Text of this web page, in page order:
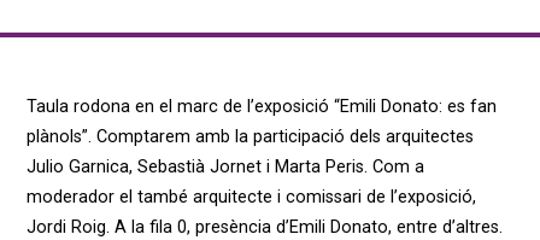
Taula rodona en el marc de l’exposició “Emili Donato: es fan
plànols”. Comptarem amb la participació dels arquitectes
Julio Garnica, Sebastià Jornet i Marta Peris. Com a
moderador el també arquitecte i comissari de l’exposició,
Jordi Roig. A la fila 0, presència d’Emili Donato, entre d’altres.